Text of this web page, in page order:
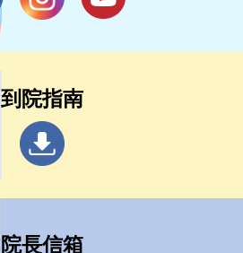
到院指南
院長信箱